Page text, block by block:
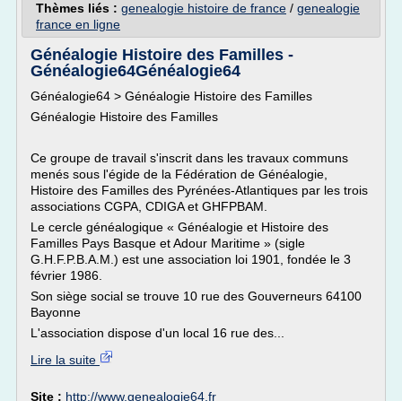
Thèmes liés : genealogie histoire de france / genealogie
france en ligne
Généalogie Histoire des Familles -
Généalogie64Généalogie64
Généalogie64 > Généalogie Histoire des Familles
Généalogie Histoire des Familles
Ce groupe de travail s'inscrit dans les travaux communs
menés sous l'égide de la Fédération de Généalogie,
Histoire des Familles des Pyrénées-Atlantiques par les trois
associations CGPA, CDIGA et GHFPBAM.
Le cercle généalogique « Généalogie et Histoire des
Familles Pays Basque et Adour Maritime » (sigle
G.H.F.P.B.A.M.) est une association loi 1901, fondée le 3
février 1986.
Son siège social se trouve 10 rue des Gouverneurs 64100
Bayonne
L'association dispose d'un local 16 rue des...
Lire la suite
Site : http://www.genealogie64.fr